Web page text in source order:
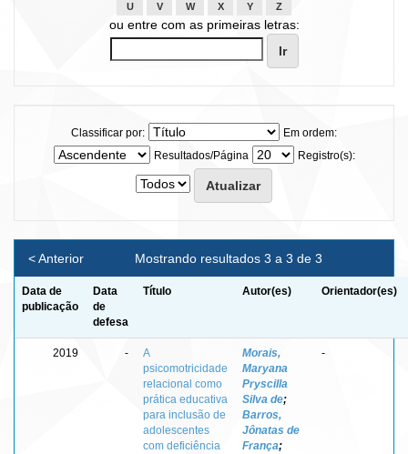
U
V W X Y Z
ou entre com as primeiras letras:
Classificar por:
Em ordem:
Resultados/Página
Registro(s):
Mostrando resultados 3 a 3 de 3
< Anterior
Data de
publicação
Data
de
defesa
Título Autor(es) Orientador(es)
2019 -
A
psicomotricidade
relacional como
prática educativa
para inclusão de
adolescentes
com deficiência
Morais,
Maryana
Pryscilla
Silva de;
Barros,
Jônatas de
França;
-